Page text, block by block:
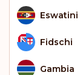
Eswatini
Fidschi
Gambia